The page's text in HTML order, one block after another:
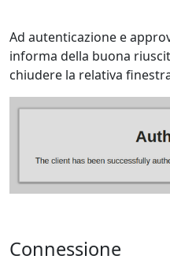
Ad autenticazione e
informa della buona
chiudere la relativa
Connessione